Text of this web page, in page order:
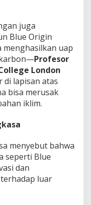
juga
Blue Origin
menghasilkan uap
Profesor
London
di lapisan atas
bisa merusak
iklim.
menyebut bahwa
seperti Blue
dan
luar